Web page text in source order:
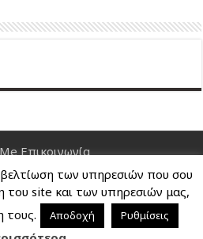
Επικοινωνία
2026, All Rights Reserved
των υπηρεσιών που σου
site και των υπηρεσιών μας,
τους.
Αποδοχή Ρυθμίσεις